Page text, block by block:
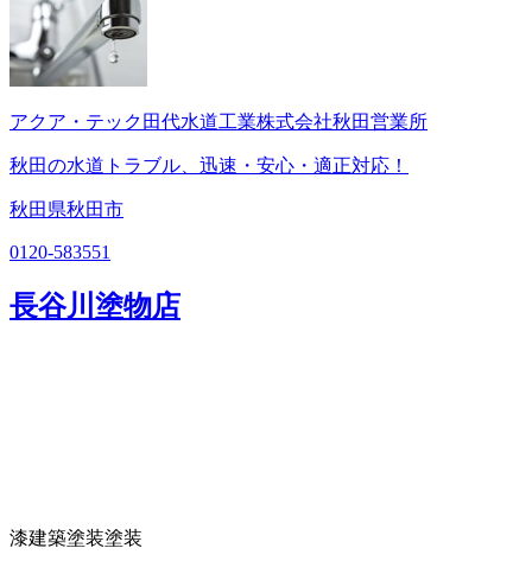
アクア・テック田代水道工業株式会社秋田営業所
秋田の水道トラブル、迅速・安心・適正対応！
秋田県秋田市
0120-583551
長谷川塗物店
漆建築塗装塗装